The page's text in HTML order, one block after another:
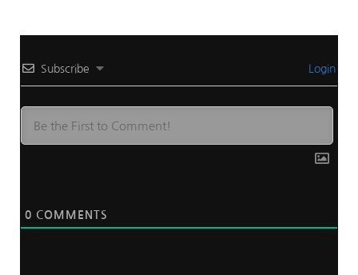
Subscribe Login
0 COMMENTS